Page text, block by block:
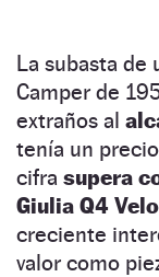
La subasta de
Camper de
extraños al
tenía un
cifra supera
Giulia Q4
creciente
valor como